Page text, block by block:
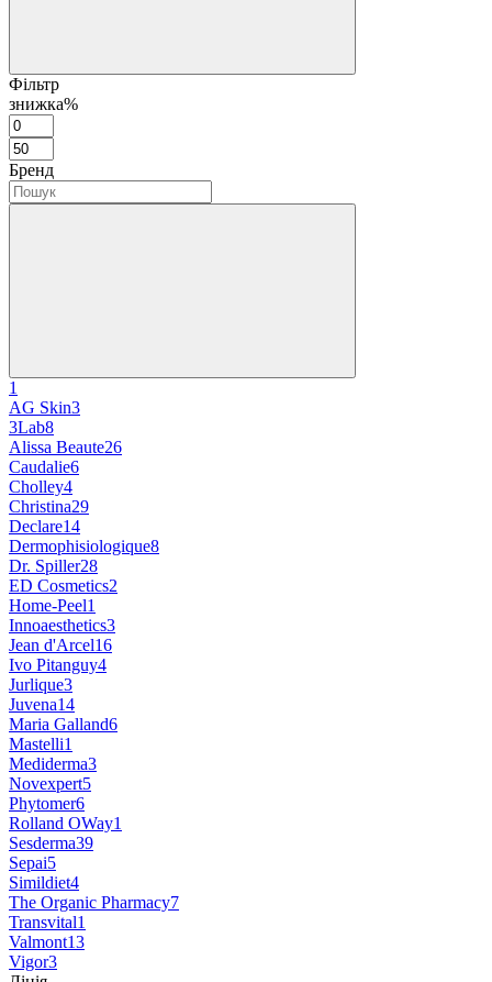
Фільтр
знижка%
Бренд
1
AG Skin3
3Lab8
Alissa Beaute26
Caudalie6
Cholley4
Christina29
Declare14
Dermophisiologique8
Dr. Spiller28
ED Cosmetics2
Home-Peel1
Innoaesthetics3
Jean d'Arcel16
Ivo Pitanguy4
Jurlique3
Juvena14
Maria Galland6
Mastelli1
Mediderma3
Novexpert5
Phytomer6
Rolland OWay1
Sesderma39
Sepai5
Simildiet4
The Organic Pharmacy7
Transvital1
Valmont13
Vigor3